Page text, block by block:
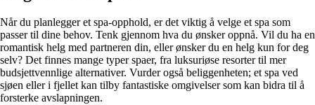
Når du planlegger et spa-opphold, er det viktig å velge et spa som
passer til dine behov. Tenk gjennom hva du ønsker oppnå. Vil du ha en
romantisk helg med partneren din, eller ønsker du en helg kun for deg
selv? Det finnes mange typer spaer, fra luksuriøse resorter til mer
budsjettvennlige alternativer. Vurder også beliggenheten; et spa ved
sjøen eller i fjellet kan tilby fantastiske omgivelser som kan bidra til å
forsterke avslapningen.